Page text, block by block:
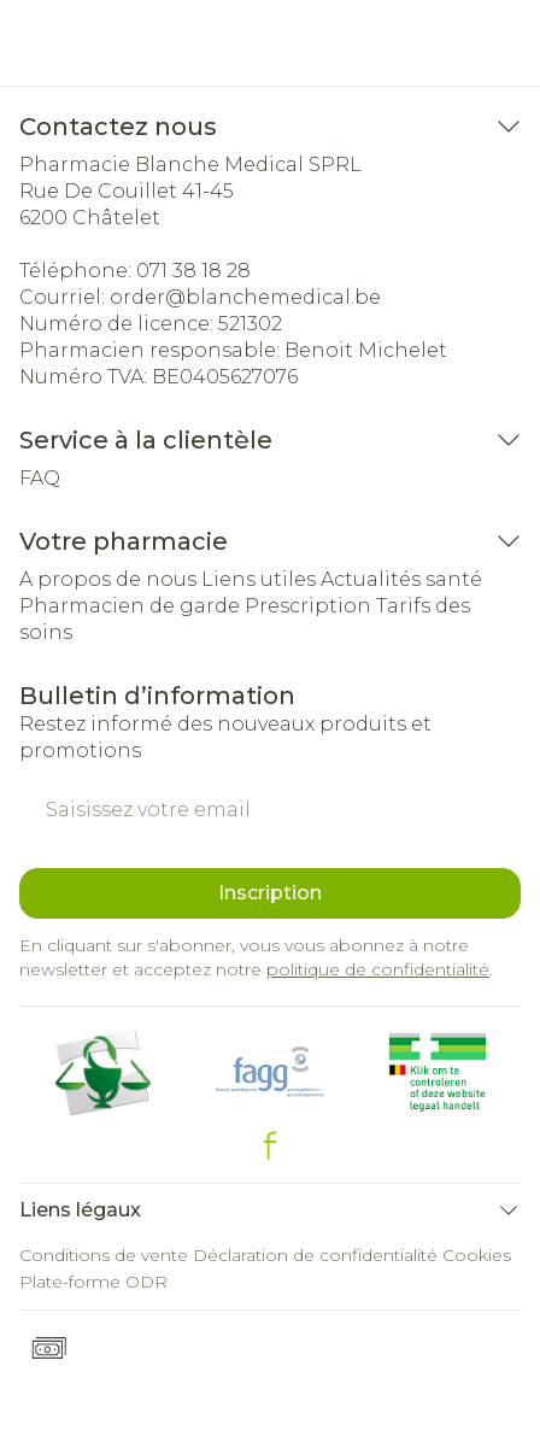
Contactez nous
Pharmacie Blanche Medical SPRL
Rue De Couillet 41-45
6200 Châtelet
Téléphone: 071 38 18 28
Courriel: order@blanchemedical.be
Numéro de licence: 521302
Pharmacien responsable: Benoit Michelet
Numéro TVA: BE0405627076
Service à la clientèle
FAQ
Votre pharmacie
A propos de nous Liens utiles Actualités santé
Pharmacien de garde Prescription Tarifs des
soins
Bulletin d’information
Restez informé des nouveaux produits et
promotions
Inscription
En cliquant sur s'abonner, vous vous abonnez à notre
newsletter et acceptez notre politique de confidentialité.
Liens légaux
Conditions de vente Déclaration de confidentialité Cookies
Plate-forme ODR